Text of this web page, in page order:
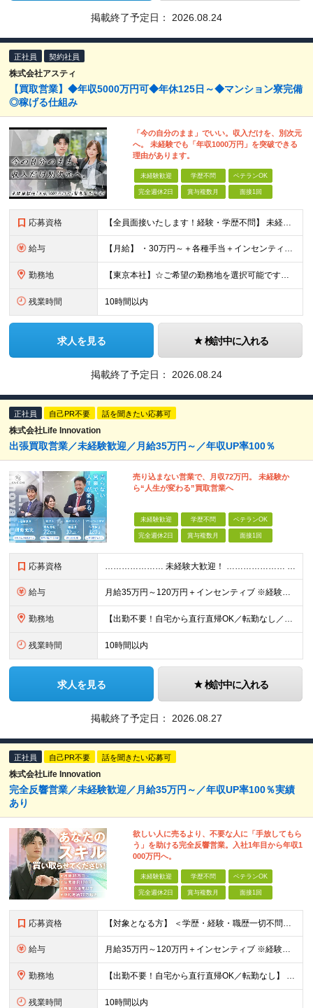
掲載終了予定日： 2026.08.24
正社員 契約社員
株式会社アスティ
【買取営業】◆年収5000万円可◆年休125日～◆マンション寮完備
◎稼げる仕組み
「今の自分のまま」でいい。収入だけを、別次元
へ。 未経験でも「年収1000万円」を突破できる
理由があります。
未経験歓迎 学歴不問 ベテランOK
完全週休2日 賞与複数月 面接1回
応募資格 【全員面接いたします！経験・学歴不問】 未経験から稼ぎたい人＜第二新卒・社会人デビュー歓迎＞ ☆職種・業種未経験歓迎！未経験から稼げる環境です。 ◇人柄・意欲重視の選考！◇ 面接はお互いのことを知
給与 【月給】 ・30万円～＋各種手当＋インセンティブ ・試用期間(6ヶ月) ※固定残業代は、時間外労働の有無に関わらず月34時間分を月5.6万円支給 ※上記を超える時間外労働分は追加で支給 ※試用期間中の
勤務地 【東京本社】☆ご希望の勤務地を選択可能です！U・Iターン歓迎 〒171-0021 東京都豊島区西池袋２丁目３９－８ ■新宿営業所 「新宿御苑前駅」より徒歩5分、「新宿三丁目駅」より徒歩8分 東京都新
残業時間 10時間以内
求人を見る 検討中に入れる
掲載終了予定日： 2026.08.24
正社員 自己PR不要 話を聞きたい応募可
株式会社Life Innovation
出張買取営業／未経験歓迎／月給35万円～／年収UP率100％
売り込まない営業で、月収72万円。 未経験か
ら“人生が変わる”買取営業へ
未経験歓迎 学歴不問 ベテランOK
完全週休2日 賞与複数月 面接1回
応募資格 ………………… 未経験大歓迎！ ………………… 必要なのは、普通自動車免許のみ。 学歴・経験は一切不問です！ ★先輩たちの前職★ 事務職、飲食スタッフ、不動産・保険の営業など さまざまなバックグラウ
給与 月給35万円～120万円＋インセンティブ ※経験やスキルを考慮し優遇します ※1カ月に1回のFB面談をもとに、給与の査定を行います 「売る」のではなく「買い取る」営業なので、未経験スタートでも成果が
勤務地 【出勤不要！自宅から直行直帰OK／転勤なし／業績拡大につき大阪市に新拠点オープン♪】 大阪府大阪市中央区農人橋3丁目2-7 堺筋本町千寿ビル6F
残業時間 10時間以内
求人を見る 検討中に入れる
掲載終了予定日： 2026.08.27
正社員 自己PR不要 話を聞きたい応募可
株式会社Life Innovation
完全反響営業／未経験歓迎／月給35万円～／年収UP率100％実績
あり
欲しい人に売るより、不要な人に「手放してもら
う」を助ける完全反響営業。入社1年目から年収1
000万円へ。
未経験歓迎 学歴不問 ベテランOK
完全週休2日 賞与複数月 面接1回
応募資格 【対象となる方】 ＜学歴・経験・職歴一切不問！未経験・第二新卒歓迎＞ ★正社員・社会人デビューを目指す方も大歓迎！ これまでの転職回数やブランクは一切問いません。意欲と人柄重視の採用です！ 【必須条
給与 月給35万円～120万円＋インセンティブ ※経験やスキルを考慮し優遇します ※1カ月に1回のFB面談をもとに、給与の査定を行います 「売る」のではなく「買い取る」営業なので、未経験スタートでも成果が
勤務地 【出勤不要！自宅から直行直帰OK／転勤なし】 ★業績拡大につき、大阪市に新拠点オープン♪ 大阪府大阪市中央区農人橋3丁目2-7 堺筋本町千寿ビル6F ＜アクセス＞ Osaka Metro中央線・堺
残業時間 10時間以内